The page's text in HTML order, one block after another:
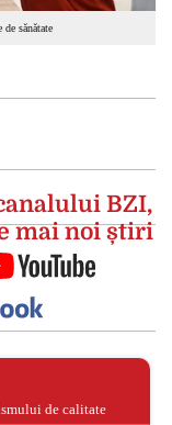
sănătate
BZI,
mai noi știri
de calitate